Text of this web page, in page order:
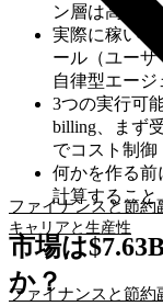
ファイナンスと節約
キャリアと生産性
ファイナンスと節約
ン層は高コ
実際に稼いで
ール（ユー
自律型エージ
3つの実行可
billing、まず
でコスト制御
何かを作る前
計算すること
市場は
か？